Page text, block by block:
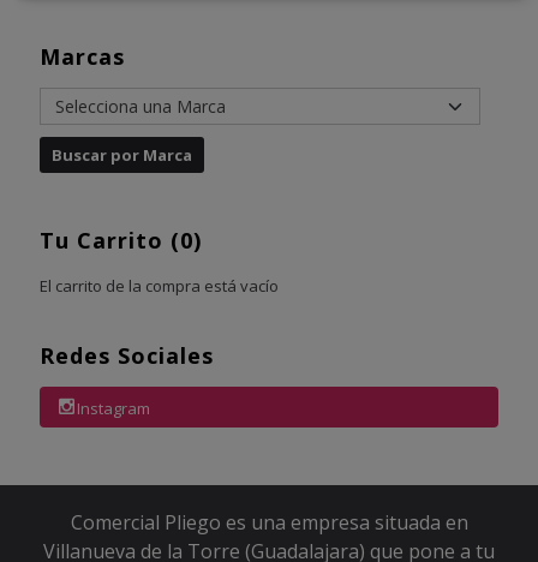
Marcas
Tu Carrito (0)
El carrito de la compra está vacío
Redes Sociales
Instagram
Comercial Pliego es una empresa situada en
Villanueva de la Torre (Guadalajara) que pone a tu